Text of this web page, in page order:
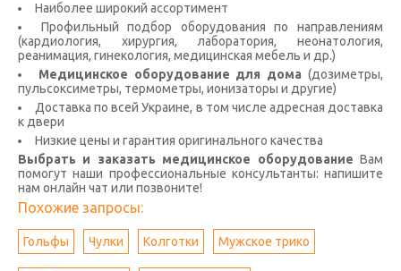
Наиболее широкий ассортимент
Профильный подбор оборудования по направлениям
(кардиология, хирургия, лаборатория, неонатология,
реанимация, гинекология, медицинская мебель и др.)
Медицинское оборудование для дома (дозиметры,
пульсоксиметры, термометры, ионизаторы и другие)
Доставка по всей Украине, в том числе адресная доставка
к двери
Низкие цены и гарантия оригинального качества
Выбрать и заказать медицинское оборудование Вам
помогут наши профессиональные консультанты: напишите
нам онлайн чат или позвоните!
Похожие запросы:
Гольфы Чулки Колготки Мужское трико